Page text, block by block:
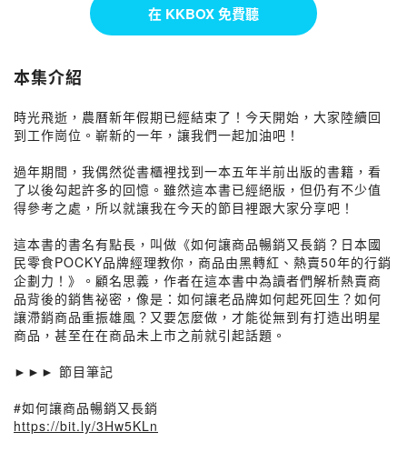
在 KKBOX 免費聽
本集介紹
時光飛逝，農曆新年假期已經結束了！今天開始，大家陸續回
到工作崗位。嶄新的一年，讓我們一起加油吧！
過年期間，我偶然從書櫃裡找到一本五年半前出版的書籍，看
了以後勾起許多的回憶。雖然這本書已經絕版，但仍有不少值
得參考之處，所以就讓我在今天的節目裡跟大家分享吧！
這本書的書名有點長，叫做《如何讓商品暢銷又長銷？日本國
民零食POCKY品牌經理教你，商品由黑轉紅、熱賣50年的行銷
企劃力！》。顧名思義，作者在這本書中為讀者們解析熱賣商
品背後的銷售祕密，像是：如何讓老品牌如何起死回生？如何
讓滯銷商品重振雄風？又要怎麼做，才能從無到有打造出明星
商品，甚至在在商品未上市之前就引起話題。
►►► 節目筆記
#如何讓商品暢銷又長銷
https://bit.ly/3Hw5KLn